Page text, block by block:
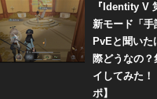
『Identity V
新モード「手
PvEと聞い
際どうなの
イしてみた！
ポ】